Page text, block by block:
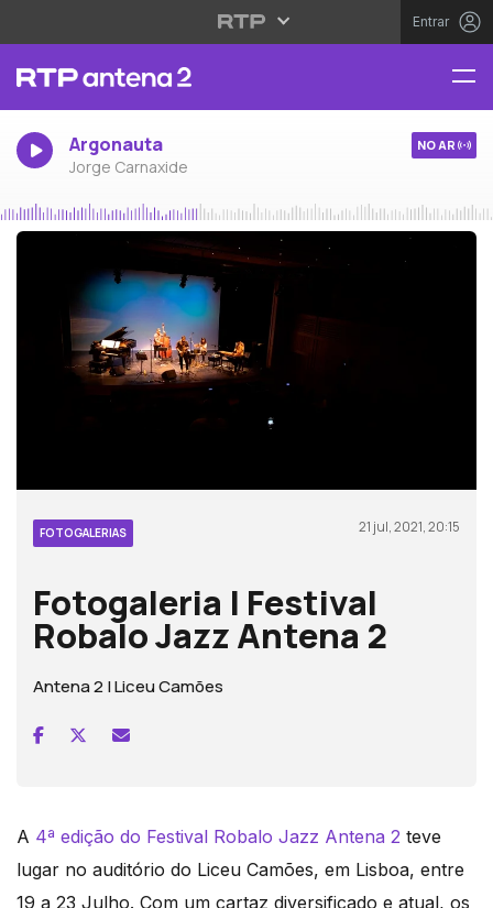
Entrar
Argonauta
Jorge Carnaxide
NO AR
FOTOGALERIAS 21 jul, 2021, 20:15
Fotogaleria | Festival
Robalo Jazz Antena 2
Antena 2 | Liceu Camões
A 4ª edição do Festival Robalo Jazz Antena 2 teve
lugar no auditório do Liceu Camões, em Lisboa, entre
19 a 23 Julho. Com um cartaz diversificado e atual, os